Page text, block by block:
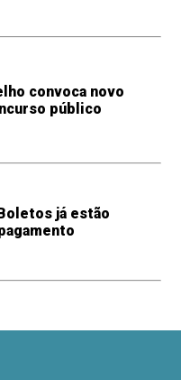
convoca novo
público
já estão